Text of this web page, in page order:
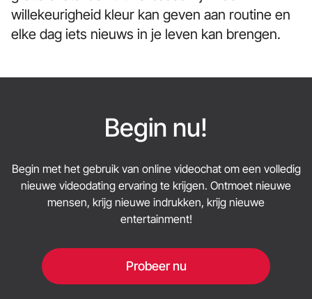
willekeurigheid kleur kan geven aan routine en
elke dag iets nieuws in je leven kan brengen.
Begin nu!
Begin met het gebruik van online videochat om een volledig
nieuwe videodating ervaring te krijgen. Ontmoet nieuwe
mensen, krijg nieuwe indrukken, krijg nieuwe
entertainment!
Probeer nu